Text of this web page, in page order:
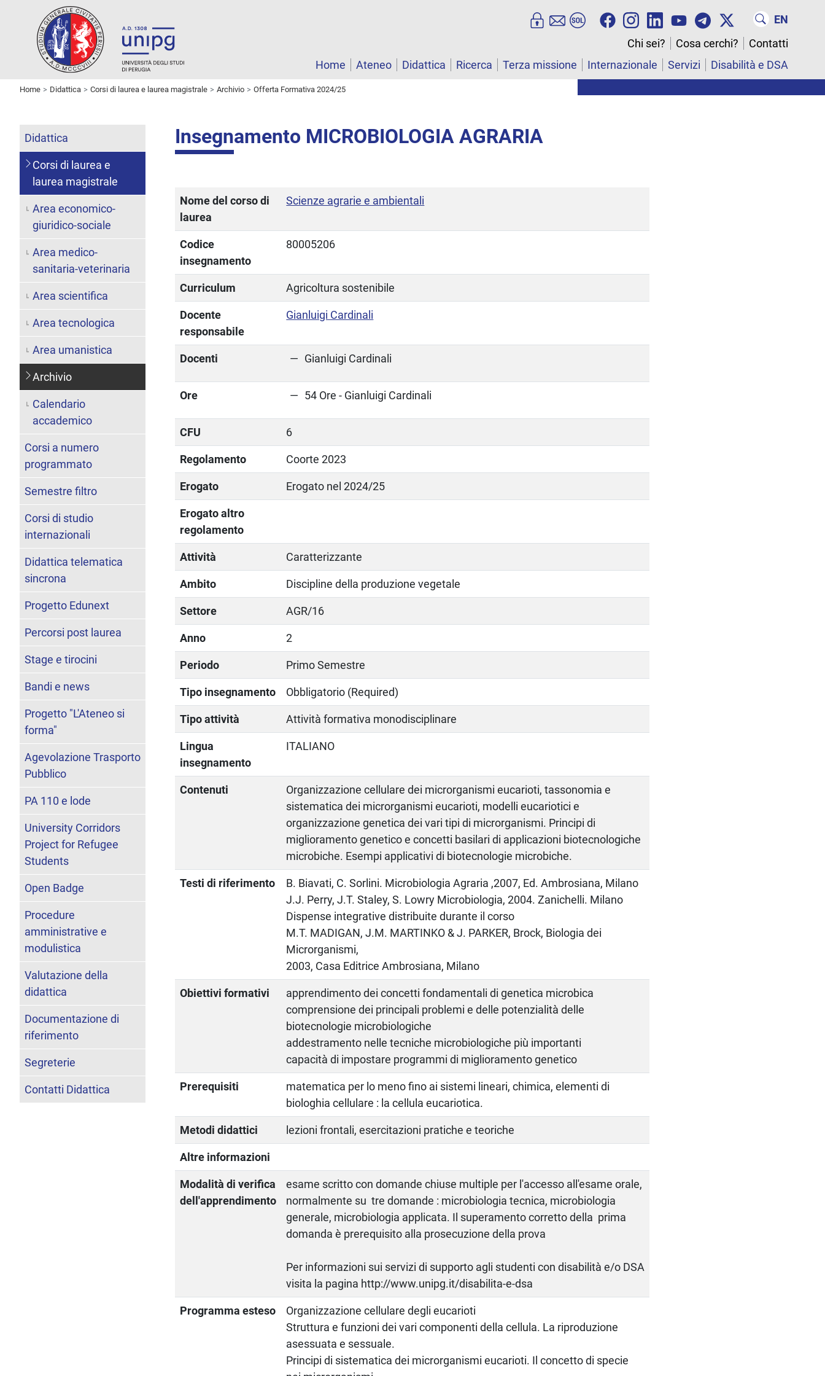
EN
Chi sei?
Cosa cerchi?
Contatti
Home
Ateneo Didattica Ricerca Terza missione Internazionale Servizi Disabilità e DSA
Home Didattica Corsi di laurea e laurea magistrale Archivio Offerta Formativa 2024/25
Insegnamento MICROBIOLOGIA AGRARIA
Nome del corso di
laurea
Scienze agrarie e ambientali
Codice
insegnamento
80005206
Curriculum Agricoltura sostenibile
Docente
responsabile
Gianluigi Cardinali
Docenti Gianluigi Cardinali
Ore 54 Ore - Gianluigi Cardinali
CFU 6
Regolamento Coorte 2023
Erogato Erogato nel 2024/25
Erogato altro
regolamento
Attività Caratterizzante
Ambito Discipline della produzione vegetale
Settore AGR/16
Anno 2
Periodo Primo Semestre
Tipo insegnamento Obbligatorio (Required)
Tipo attività Attività formativa monodisciplinare
Lingua
insegnamento
ITALIANO
Contenuti
Organizzazione cellulare dei microrganismi eucarioti, tassonomia e
sistematica dei microrganismi eucarioti, modelli eucariotici e
organizzazione genetica dei vari tipi di microrganismi. Principi di
miglioramento genetico e concetti basilari di applicazioni biotecnologiche
microbiche. Esempi applicativi di biotecnologie microbiche.
Testi di riferimento
B. Biavati, C. Sorlini. Microbiologia Agraria ,2007, Ed. Ambrosiana, Milano
J.J. Perry, J.T. Staley, S. Lowry Microbiologia, 2004. Zanichelli. Milano
Dispense integrative distribuite durante il corso
M.T. MADIGAN, J.M. MARTINKO & J. PARKER, Brock, Biologia dei
Microrganismi,
2003, Casa Editrice Ambrosiana, Milano
Obiettivi formativi
apprendimento dei concetti fondamentali di genetica microbica
comprensione dei principali problemi e delle potenzialità delle
biotecnologie microbiologiche
addestramento nelle tecniche microbiologiche più importanti
capacità di impostare programmi di miglioramento genetico
Prerequisiti
matematica per lo meno fino ai sistemi lineari, chimica, elementi di
biologhia cellulare : la cellula eucariotica.
Metodi didattici lezioni frontali, esercitazioni pratiche e teoriche
Altre informazioni
Modalità di verifica
dell'apprendimento
esame scritto con domande chiuse multiple per l'accesso all'esame orale,
normalmente su tre domande : microbiologia tecnica, microbiologia
generale, microbiologia applicata. Il superamento corretto della prima
domanda è prerequisito alla prosecuzione della prova
Per informazioni sui servizi di supporto agli studenti con disabilità e/o DSA
visita la pagina http://www.unipg.it/disabilita-e-dsa
Programma esteso
Organizzazione cellulare degli eucarioti
Struttura e funzioni dei vari componenti della cellula. La riproduzione
asessuata e sessuale.
Principi di sistematica dei microrganismi eucarioti. Il concetto di specie
Didattica
Corsi di laurea e
laurea magistrale
Area economico-
giuridico-sociale
Area medico-
sanitaria-veterinaria
Area scientifica
Area tecnologica
Area umanistica
Archivio
Calendario
accademico
Corsi a numero
programmato
Semestre filtro
Corsi di studio
internazionali
Didattica telematica
sincrona
Progetto Edunext
Percorsi post laurea
Stage e tirocini
Bandi e news
Progetto "L'Ateneo si
forma"
Agevolazione Trasporto
Pubblico
PA 110 e lode
University Corridors
Project for Refugee
Students
Open Badge
Procedure
amministrative e
modulistica
Valutazione della
didattica
Documentazione di
riferimento
Segreterie
Contatti Didattica